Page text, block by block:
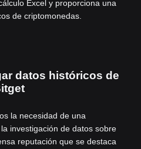
Excel y proporciona una
de criptomonedas.
datos históricos de
la necesidad de una
investigación de datos sobre
reputación que se destaca